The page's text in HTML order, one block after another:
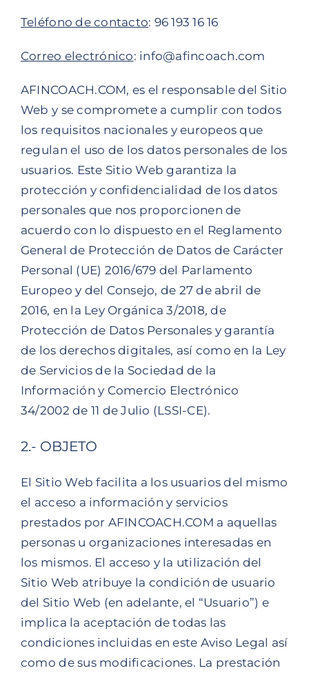
Teléfono de contacto: 96 193 16 16
Correo electrónico: info@afincoach.com
AFINCOACH.COM, es el responsable del Sitio
Web y se compromete a cumplir con todos
los requisitos nacionales y europeos que
regulan el uso de los datos personales de los
usuarios. Este Sitio Web garantiza la
protección y confidencialidad de los datos
personales que nos proporcionen de
acuerdo con lo dispuesto en el Reglamento
General de Protección de Datos de Carácter
Personal (UE) 2016/679 del Parlamento
Europeo y del Consejo, de 27 de abril de
2016, en la Ley Orgánica 3/2018, de
Protección de Datos Personales y garantía
de los derechos digitales, así como en la Ley
de Servicios de la Sociedad de la
Información y Comercio Electrónico
34/2002 de 11 de Julio (LSSI-CE).
2.- OBJETO
El Sitio Web facilita a los usuarios del mismo
el acceso a información y servicios
prestados por AFINCOACH.COM a aquellas
personas u organizaciones interesadas en
los mismos. El acceso y la utilización del
Sitio Web atribuye la condición de usuario
del Sitio Web (en adelante, el “Usuario”) e
implica la aceptación de todas las
condiciones incluidas en este Aviso Legal así
como de sus modificaciones. La prestación